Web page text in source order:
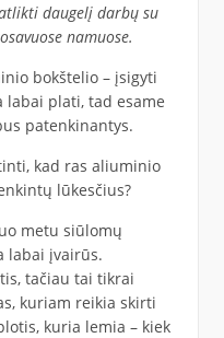
daugelį darbų su
namuose.
bokštelio – įsigyti
labai plati, tad esame
patenkinantys.
kad ras aliuminio
lūkesčius?
metu siūlomų
labai įvairūs.
tačiau tai tikrai
kuriam reikia skirti
kuria lemia – kiek